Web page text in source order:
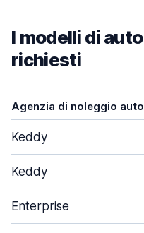
I modelli di
richiesti
Agenzia di noleggio auto
Keddy
Keddy
Enterprise